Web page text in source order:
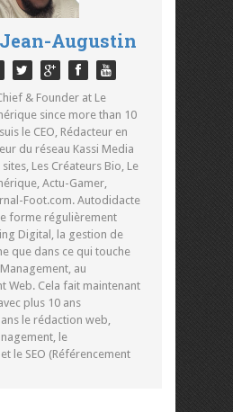
Augustin
& Founder at Le
since more than 10
le CEO, Rédacteur en
du réseau Kassi Media
Les Créateurs Bio, Le
Actu-Gamer,
Foot.com. Autodidacte
forme régulièrement
Digital, la gestion de
que dans ce qui touche
au
Web. Cela fait maintenant
plus 10 ans
le rédaction web,
le
le SEO (Référencement